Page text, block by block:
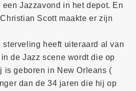
Jazzavond in het depot. En
Scott maakte er zijn
sterveling heeft uiteraard al van
de Jazz scene wordt die op
is geboren in New Orleans (
dan de 34 jaren die hij op